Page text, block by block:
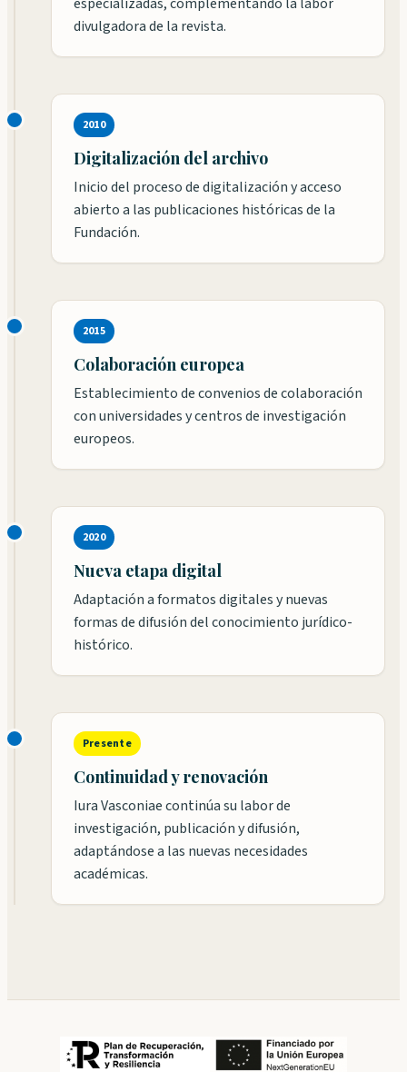
divulgadora de la revista.
2010
Digitalización del archivo
Inicio del proceso de digitalización y acceso
abierto a las publicaciones históricas de la
Fundación.
2015
Colaboración europea
Establecimiento de convenios de colaboración
con universidades y centros de investigación
europeos.
2020
Nueva etapa digital
Adaptación a formatos digitales y nuevas
formas de difusión del conocimiento jurídico-
histórico.
Presente
Continuidad y renovación
Iura Vasconiae continúa su labor de
investigación, publicación y difusión,
adaptándose a las nuevas necesidades
académicas.